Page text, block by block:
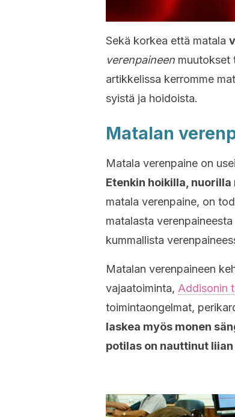
Sekä korkea että matala
verenpaineen muutokset
artikkelissa kerromme
syistä ja hoidoista.
Matalan
Matala verenpaine on
Etenkin hoikilla,
matala verenpaine, on
matalasta
kummallista
Matalan verenpaineen
vajaatoiminta, Addisonin
toimintaongelmat,
laskea myös monen
potilas on nauttinut